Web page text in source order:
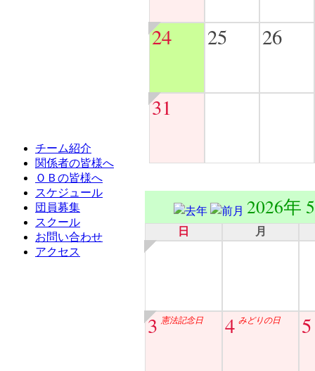
チーム紹介
関係者の皆様へ
ＯＢの皆様へ
スケジュール
団員募集
スクール
お問い合わせ
アクセス
24 25 26
31
2026年
日 月
3 憲法記念日 4 みどりの日 5